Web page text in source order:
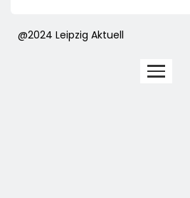
@2024 Leipzig Aktuell